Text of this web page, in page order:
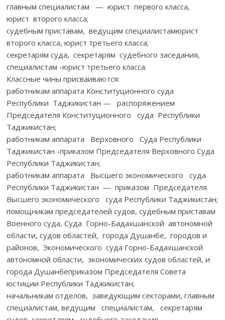
главным специалистам — юрист первого класса,
юрист второго класса;
судебным приставам, ведущим специалистамюрист
второго класса, юрист третьего класса;
секретарям суда, секретарям судебного заседания,
специалистам -юрист третьего класса.
Классные чины присваиваются:
работникам аппарата Конституционного суда
Республики Таджикистан — распоряжением
Председателя Конституционного суда Республики
Таджикистан;
работникам аппарата Верховного Суда Республики
Таджикистан -приказом Председателя Верховного Суда
Республики Таджикистан;
работникам аппарата Высшего экономического суда
Республики Таджикистан — приказом Председателя
Высшего экономического суда Республики Таджикистан;
помощникам председателей судов, судебным приставам
Военного суда, Суда Горно-Бадахшанской автономной
области, судов областей, города Душанбе, городов и
районов, Экономического суда Горно-Бадахшанской
автономной области, экономических судов областей, и
города Душанбеприказом Председателя Совета
юстиции Республики Таджикистан;
начальникам отделов, заведующим секторами, главным
специалистам, ведущим специалистам, секретарям